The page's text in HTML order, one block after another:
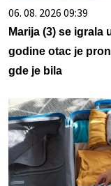
06. 08. 2026 09:39
Marija (3) se igrala
godine otac je
gde je bila